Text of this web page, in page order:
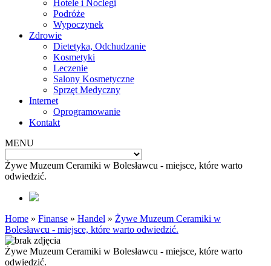
Hotele i Noclegi
Podróże
Wypoczynek
Zdrowie
Dietetyka, Odchudzanie
Kosmetyki
Leczenie
Salony Kosmetyczne
Sprzęt Medyczny
Internet
Oprogramowanie
Kontakt
MENU
Żywe Muzeum Ceramiki w Bolesławcu - miejsce, które warto
odwiedzić.
Home » Finanse » Handel » Żywe Muzeum Ceramiki w
Bolesławcu - miejsce, które warto odwiedzić.
Żywe Muzeum Ceramiki w Bolesławcu - miejsce, które warto
odwiedzić.